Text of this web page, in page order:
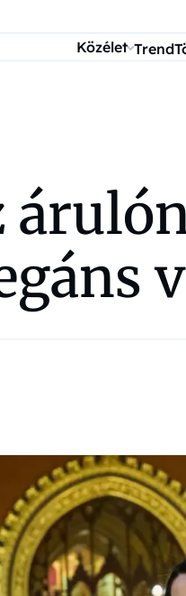
Közélet Trend